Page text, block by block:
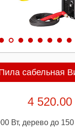
сабельная
4 520.00
Вт, дерево до